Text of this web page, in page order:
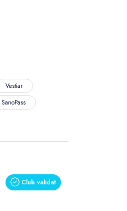
Vestiar
Club validat